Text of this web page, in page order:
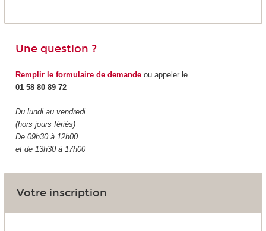
Une question ?
Remplir le formulaire de demandeou appeler le
01 58 80 89 72
Du lundi au vendredi
(hors jours fériés)
De 09h30 à 12h00
et de 13h30 à 17h00
Votre inscription